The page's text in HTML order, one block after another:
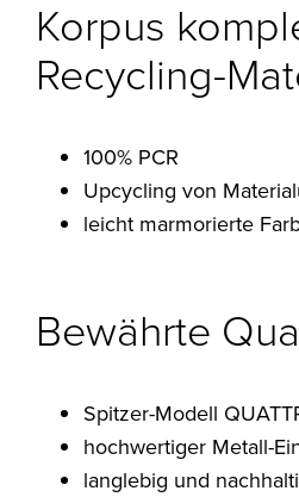
Korpus
Recycling-
100% PCR
Upcycling von
leicht marmorierte
Bewährte
Spitzer-Modell
hochwertiger Metall-
langlebig und